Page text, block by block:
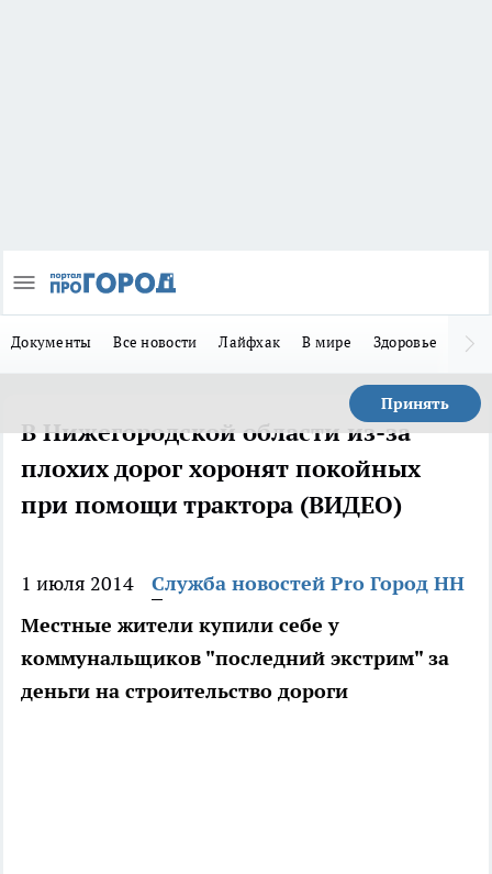
Документы Все новости Лайфхак В мире Здоровье
Принять
В Нижегородской области из-за
плохих дорог хоронят покойных
при помощи трактора (ВИДЕО)
1 июля 2014
Служба новостей Pro Город НН
Местные жители купили себе у
коммунальщиков "последний экстрим" за
деньги на строительство дороги